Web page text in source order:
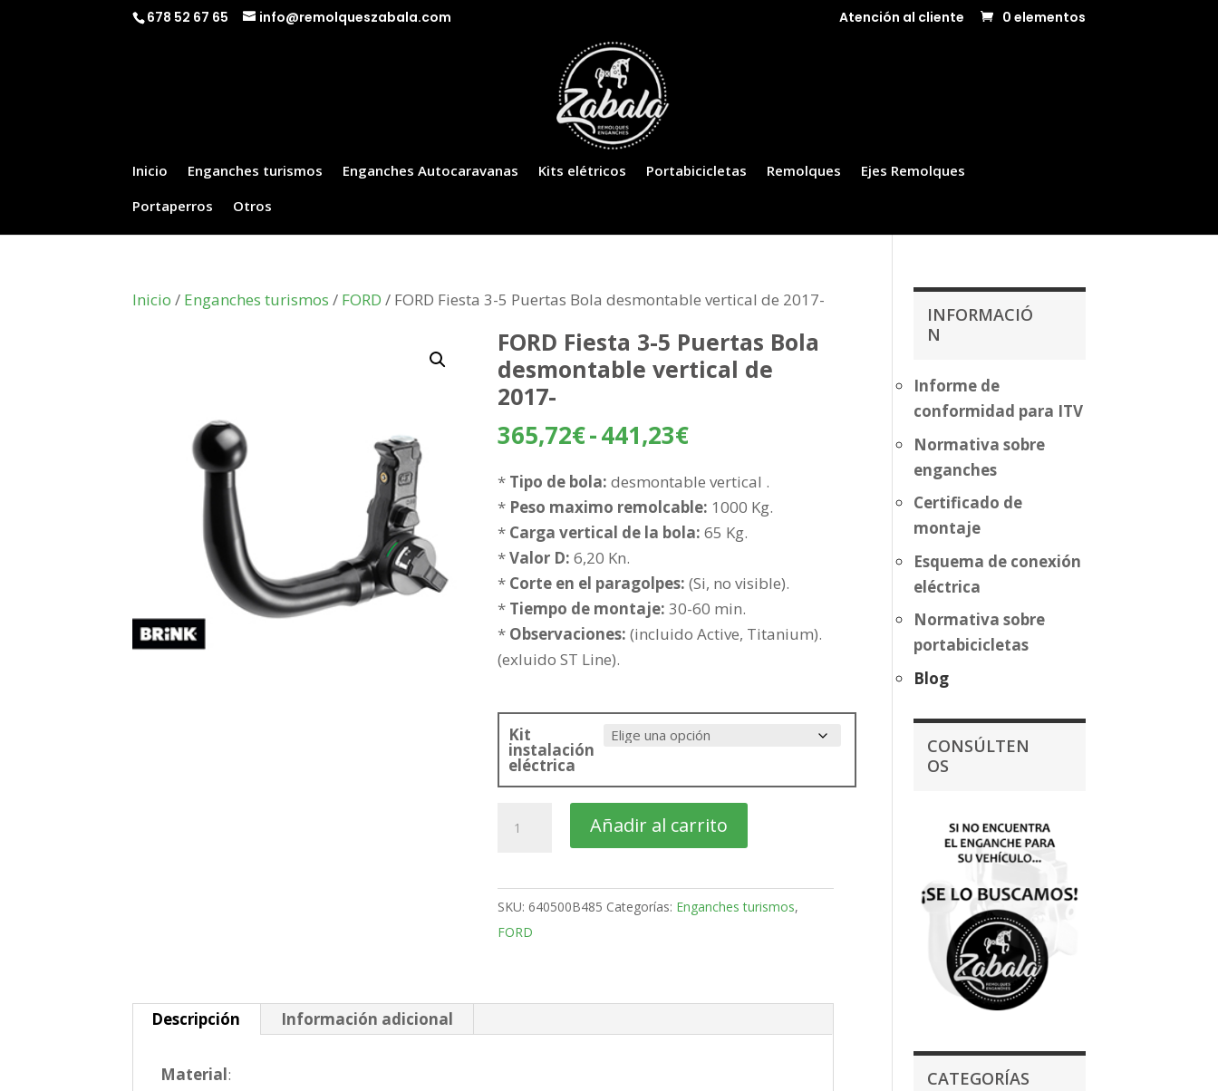
678 52 67 65 info@remolqueszabala.com Atención al cliente 0 elementos
Inicio Enganches turismos Enganches Autocaravanas Kits elétricos Portabicicletas Remolques
Ejes Remolques
Portaperros
Otros
Inicio / Enganches turismos / FORD / FORD Fiesta 3-5 Puertas Bola desmontable vertical de 2017-
FORD Fiesta 3-5 Puertas Bola
desmontable vertical de
2017-
365,72€-441,23€Rango
precios:
desde
365,72€
441,23€
* Tipo de bola: desmontable vertical .
* Peso maximo remolcable: 1000 Kg.
* Carga vertical de la bola: 65 Kg.
*Valor D: 6,20 Kn.
* Corte en el paragolpes: (Si, no visible).
* Tiempo de montaje: 30-60 min.
* Observaciones: (incluido Active, Titanium).
(exluido ST Line).
Kit
instalación
eléctrica
Fiesta
5
Puertas
Bola
Añadir al carrito
SKU: 640500B485 Categorías: Enganches turismos,
FORD
Descripción Información adicional
Material:
INFORMACIÓ
N
Informe de
conformidad para ITV
Normativa sobre
enganches
Certificado de
montaje
Esquema de conexión
eléctrica
Normativa sobre
portabicicletas
Blog
CONSÚLTEN
OS
CATEGORÍAS